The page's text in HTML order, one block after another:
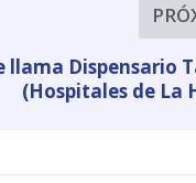
llama Dispensario
(Hospitales de La